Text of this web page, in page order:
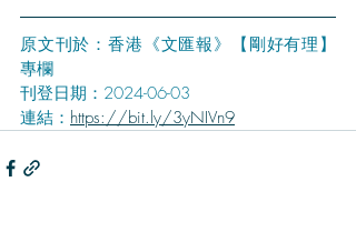
原文刊於：香港《文匯報》【剛好有理】
專欄
刊登日期：2024-06-03
連結： https://bit.ly/3yNIVn9